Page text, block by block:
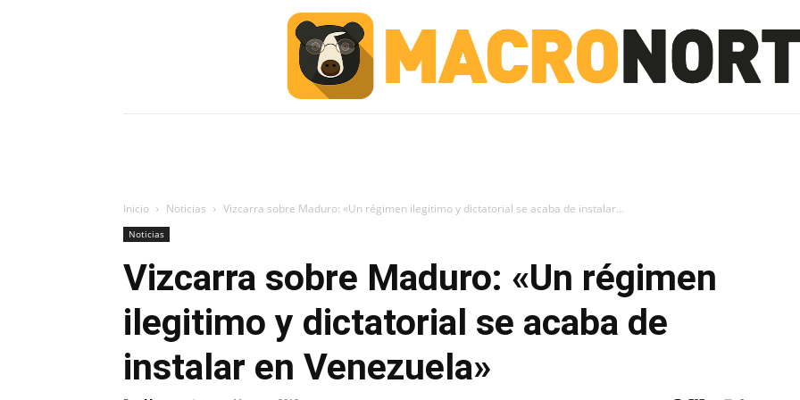
Inicio Noticias Vizcarra sobre Maduro: «Un régimen ilegitimo y dictatorial se acaba de instalar...
Noticias
Vizcarra sobre Maduro: «Un régimen
ilegitimo y dictatorial se acaba de
instalar en Venezuela»